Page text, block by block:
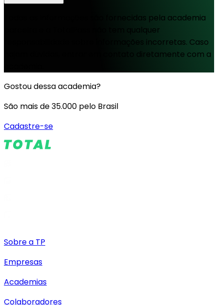
Todas as informações são fornecidas pela academia
parceira e a TotalPass não tem qualquer
responsabilidade sobre informações incorretas. Caso
hajam dúvidas, entrar em contato diretamente com a
Gostou dessa academia?
São mais de 35.000 pelo Brasil
Cadastre-se
Sobre a TP
Empresas
Academias
Colaboradores